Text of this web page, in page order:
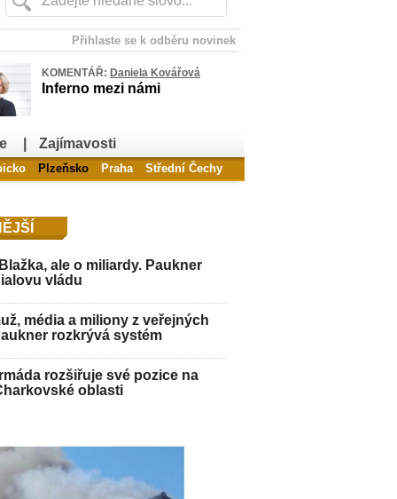
Přihlaste se k odběru novinek
KOMENTÁŘ: Daniela Kovářová
Inferno mezi námi
Zajímavosti
Plzeňsko Praha Střední Čechy
ale o miliardy. Paukner
vládu
média a miliony z veřejných
rozkrývá systém
rozšiřuje své pozice na
oblasti